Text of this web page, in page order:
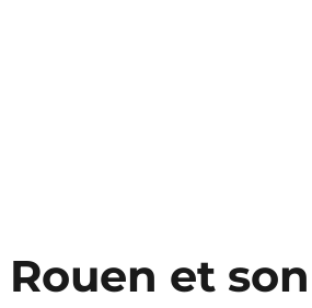
et son